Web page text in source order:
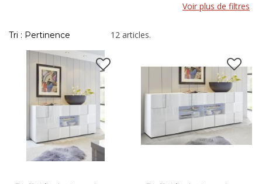
Voir plus de filtres
Tri : Pertinence 12 articles.